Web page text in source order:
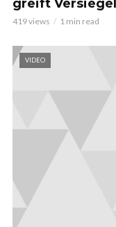
greift
419 views 1 min read
VIDEO